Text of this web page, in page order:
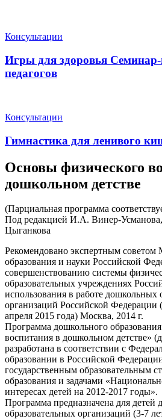
Консультации
Игры для здоровья
педагогов
Консультации
Гимнастика для ленивого
Основы физического
дошкольном детстве
(Парциальная программа
Под редакцией И.А. Винер-
Цыганкова
Рекомендовано экспертным советом
образования и науки Российской
совершенствованию системы
образовательных учреждениях
использования в работе дошкольных
организаций Российской
апреля 2015 года) Москва, 2014 г.
Программа дошкольного
воспитания в дошкольном детстве»
разработана в соответствии с
образовании в Российской
государственным образовательным
образования и задачами
интересах детей на 2012-2017 годы».
Программа предназначена для детей
образовательных организаций (3-7